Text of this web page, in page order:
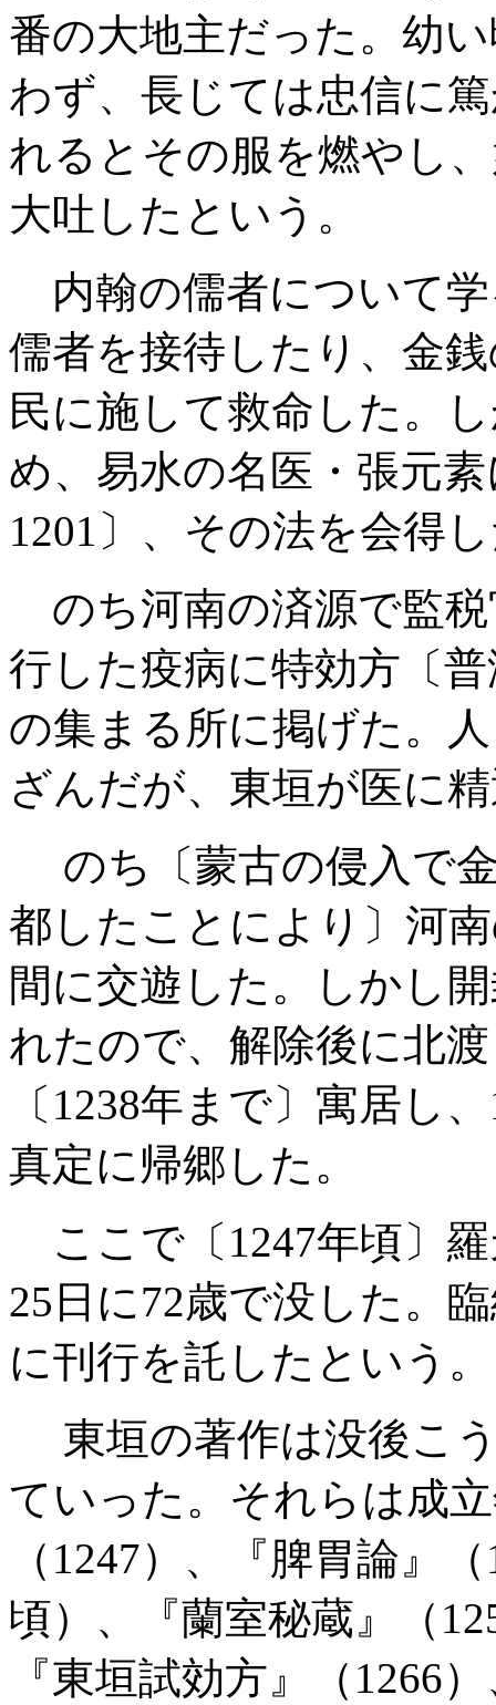
番の大地主だった。幼
わず、長じては忠信に
れるとその服を燃やし
大吐したという。
内翰の儒者について
儒者を接待したり、金
民に施して救命した。
め、易水の名医・張元
1201〕、その法を会得
のち河南の済源で監税
行した疫病に特効方〔
の集まる所に掲げた。
ざんだが、東垣が医に
のち〔蒙古の侵入で
都したことにより〕河
間に交遊した。しかし
れたので、解除後に北
〔1238年まで〕寓居し
真定に帰郷した。
ここで〔1247年頃〕
25日に72歳で没した。
に刊行を託したという。
東垣の著作は没後こ
ていった。それらは成
（1247）、『脾胃論』
頃）、『蘭室秘蔵』（
『東垣試効方』（1266